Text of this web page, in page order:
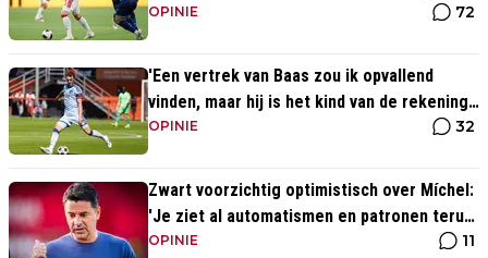
OPINIE 72
'Een vertrek van Baas zou ik opvallend
vinden, maar hij is het kind van de rekening
van de komst van Blind'
OPINIE 32
Zwart voorzichtig optimistisch over Míchel:
'Je ziet al automatismen en patronen terug,
maar...'
OPINIE 11